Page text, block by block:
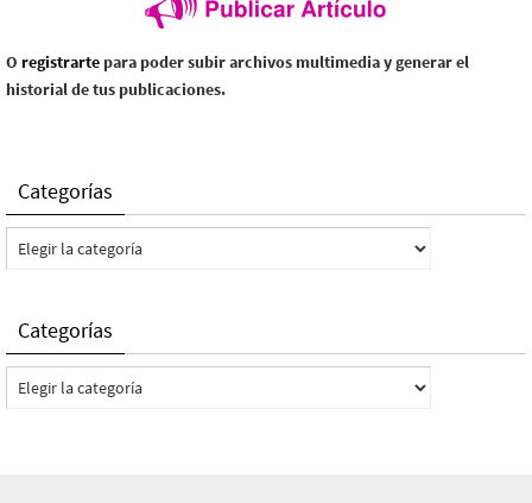
O registrarte para poder subir archivos multimedia y generar el
historial de tus publicaciones.
Categorías
Categorías
Categorías
Categorías